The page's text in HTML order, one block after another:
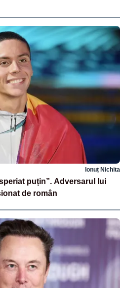
Ionuț Nichita
puțin”. Adversarul lui
de român